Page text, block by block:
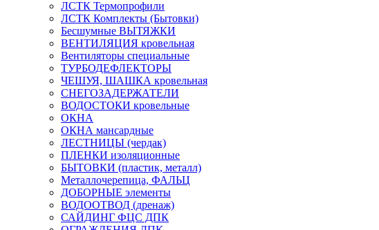
ЛСТК Термопрофили
ЛСТК Комплекты (Бытовки)
Бесшумные ВЫТЯЖКИ
ВЕНТИЛЯЦИЯ кровельная
Вентиляторы специальные
ТУРБОДЕФЛЕКТОРЫ
ЧЕШУЯ, ШАШКА кровельная
СНЕГОЗАДЕРЖАТЕЛИ
ВОДОСТОКИ кровельные
ОКНА
ОКНА мансардные
ЛЕСТНИЦЫ (чердак)
ПЛЕНКИ изоляционные
БЫТОВКИ (пластик, металл)
Металлочерепица, ФАЛЬЦ
ДОБОРНЫЕ элементы
ВОДООТВОД (дренаж)
САЙДИНГ ФЦС ДПК